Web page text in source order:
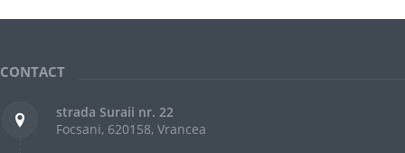
CONTACT
strada Suraii nr. 22
Focsani, 620158, Vrancea